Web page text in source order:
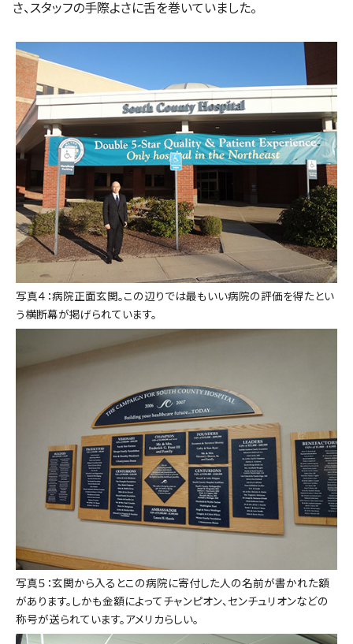
さ、スタッフの手際よさに舌を巻いていました。
写真４：病院正面玄関。この辺りでは最もいい病院の評価を得たとい
う横断幕が掲げられています。
写真５：玄関から入るとこの病院に寄付した人の名前が書かれた額
があります。しかも金額によってチャンピオン、センチュリオンなどの
称号が送られています。アメリカらしい。